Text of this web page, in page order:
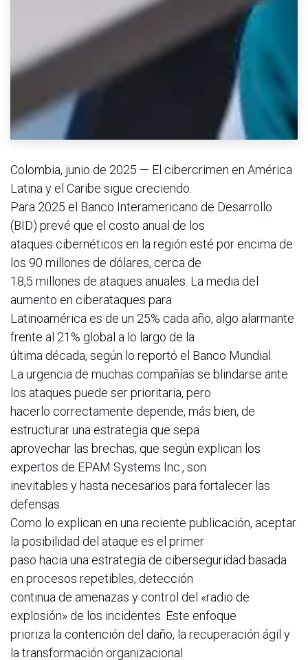
Colombia, junio de 2025 — El cibercrimen en América
Latina y el Caribe sigue creciendo.
Para 2025 el Banco Interamericano de Desarrollo
(BID) prevé que el costo anual de los
ataques cibernéticos en la región esté por encima de
los 90 millones de dólares, cerca de
18,5 millones de ataques anuales. La media del
aumento en ciberataques para
Latinoamérica es de un 25% cada año, algo alarmante
frente al 21% global a lo largo de la
última década, según lo reportó el Banco Mundial.
La urgencia de muchas compañías se blindarse ante
los ataques puede ser prioritaria, pero
hacerlo correctamente depende, más bien, de
estructurar una estrategia que sepa
aprovechar las brechas, que según explican los
expertos de EPAM Systems Inc., son
inevitables y hasta necesarios para fortalecer las
defensas.
Como lo explican en una reciente publicación, aceptar
la posibilidad del ataque es el primer
paso hacia una estrategia de ciberseguridad basada
en procesos repetibles, detección
continua de amenazas y control del «radio de
explosión» de los incidentes. Este enfoque
prioriza la contención del daño, la recuperación ágil y
la transformación organizacional